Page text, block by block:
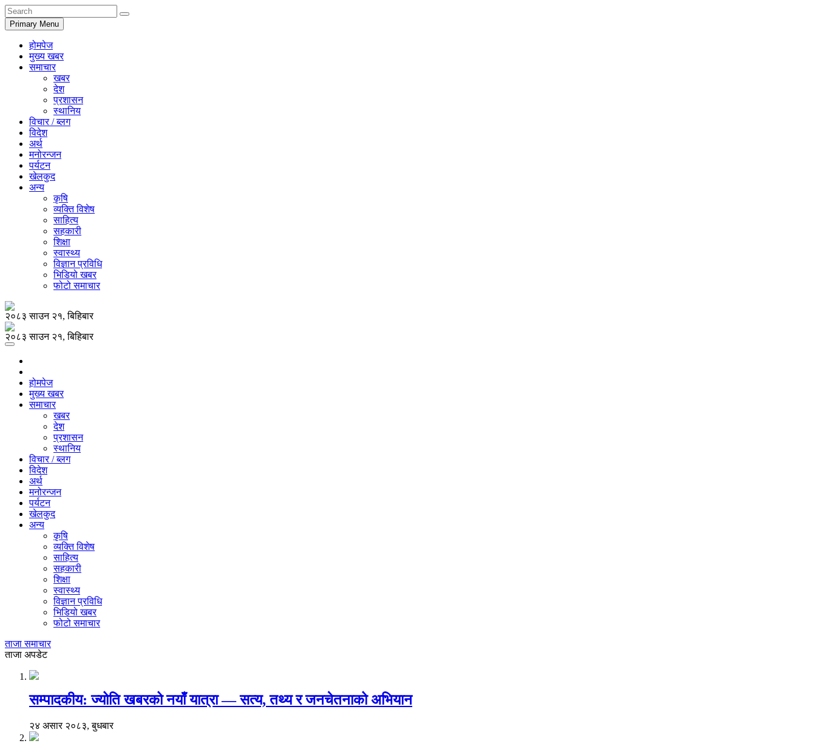
Primary Menu
होमपेज
मुख्य खबर
समाचार
खबर
देश
प्रशासन
स्थानिय
विचार / ब्लग
विदेश
अर्थ
मनोरन्जन
पर्यटन
खेलकुद
अन्य
कृषि
व्यक्ति विशेष
साहित्य
सहकारी
शिक्षा
स्वास्थ्य
विज्ञान प्रविधि
भिडियो खबर
फोटो समाचार
२०८३ साउन २१, बिहिबार
२०८३ साउन २१, बिहिबार
होमपेज
मुख्य खबर
समाचार
खबर
देश
प्रशासन
स्थानिय
विचार / ब्लग
विदेश
अर्थ
मनोरन्जन
पर्यटन
खेलकुद
अन्य
कृषि
व्यक्ति विशेष
साहित्य
सहकारी
शिक्षा
स्वास्थ्य
विज्ञान प्रविधि
भिडियो खबर
फोटो समाचार
ताजा समाचार
ताजा अपडेट
सम्पादकीय: ज्योति खबरको नयाँ यात्रा — सत्य, तथ्य र जनचेतनाको अभियान
२४ असार २०८३, बुधबार